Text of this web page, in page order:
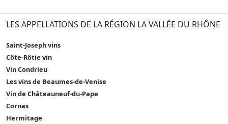
LES APPELLATIONS DE LA RÉGION LA VALLÉE DU RHÔNE
Saint-Joseph vins
Côte-Rôtie vin
Vin Condrieu
Les vins de Beaumes-de-Venise
Vin de Châteauneuf-du-Pape
Cornas
Hermitage